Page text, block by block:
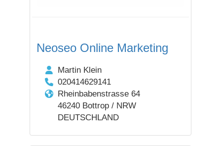
Neoseo Online Marketing
Martin Klein
020414629141
Rheinbabenstrasse 64
46240 Bottrop / NRW
DEUTSCHLAND